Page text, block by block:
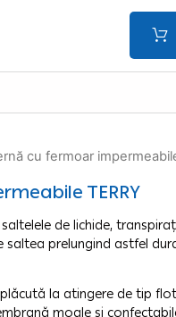
cu fermoar
TERRY
de lichide,
saltea prelungind astfel
la atingere de tip
moale și